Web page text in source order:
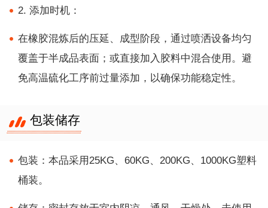
2. 添加时机：
在橡胶混炼后的压延、成型阶段，通过喷洒设备均匀
覆盖于半成品表面；或直接加入胶料中混合使用。避
免高温硫化工序前过量添加，以确保功能稳定性。
包装储存
包装：本品采用25KG、60KG、200KG、1000KG塑料
桶装。